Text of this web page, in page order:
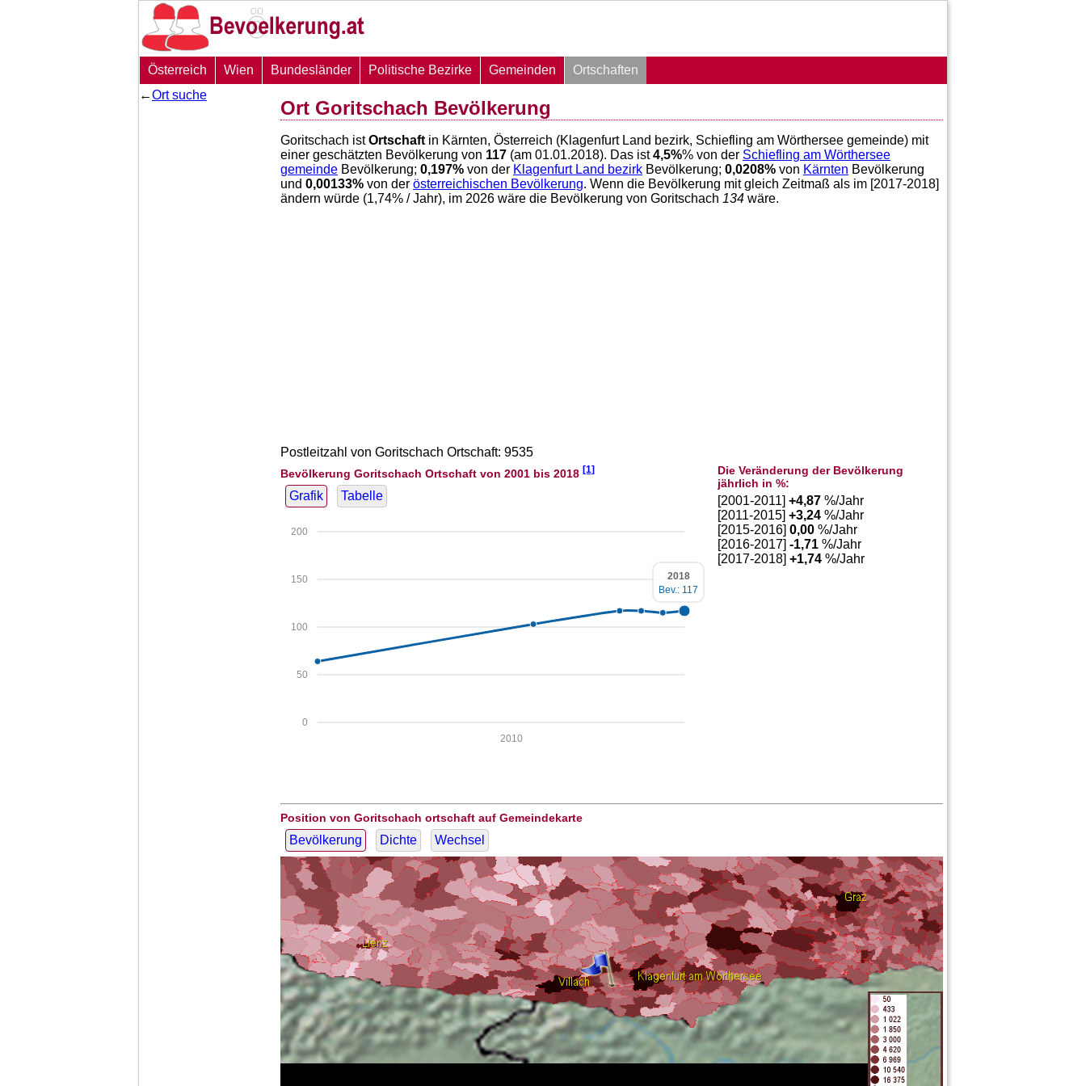
Österreich Wien Bundesländer Politische Bezirke Gemeinden
Ortschaften
←Ort suche
Ort Goritschach Bevölkerung
Goritschach istOrtschaft in Kärnten, Österreich (Klagenfurt Land bezirk, Schiefling am Wörthersee gemeinde) mit
einer geschätzten Bevölkerung von 117 (am 01.01.2018). Das ist4,5%% von der Schiefling am Wörthersee
gemeinde Bevölkerung; 0,197% von der Klagenfurt Land bezirk Bevölkerung; 0,0208% von Kärnten Bevölkerung
und 0,00133% von der österreichischen Bevölkerung. Wenn die Bevölkerung mit gleich Zeitmaß als im [2017-2018]
ändern würde (1,74% / Jahr), im 2026 wäre die Bevölkerung von Goritschach 134 wäre.
Postleitzahl von Goritschach Ortschaft: 9535
Bevölkerung Goritschach Ortschaft von 2001 bis 2018 [1]
Grafik Tabelle
0
50
100
150
200
2010
2018
Bev.: 117
Die Veränderung der Bevölkerung
jährlich in %:
[2001-2011]+4,87 %/Jahr
[2011-2015]+3,24 %/Jahr
[2015-2016]0,00 %/Jahr
[2016-2017]-1,71 %/Jahr
[2017-2018]+1,74 %/Jahr
Position von Goritschach ortschaft auf Gemeindekarte
Bevölkerung Dichte Wechsel